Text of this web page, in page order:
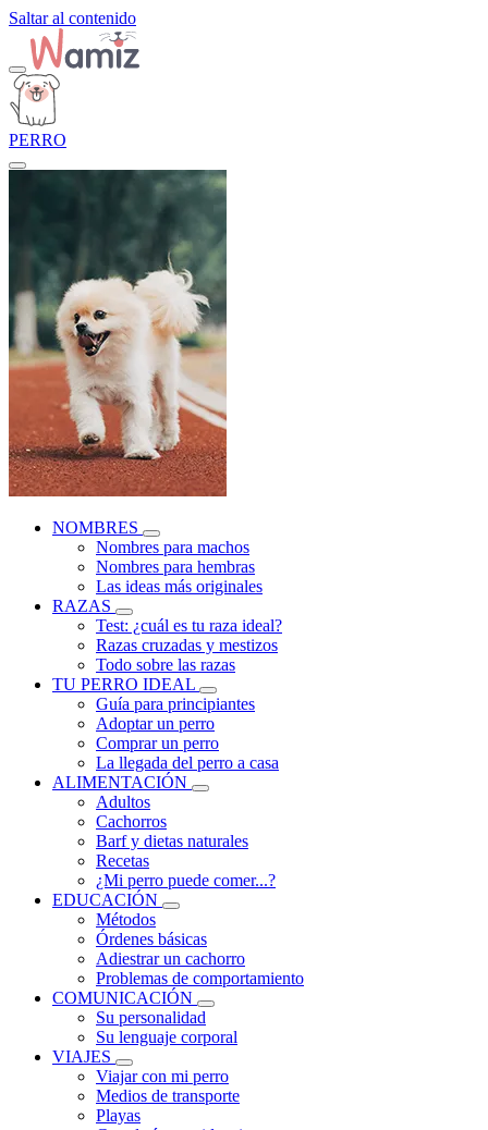
Saltar al contenido
PERRO
NOMBRES
Nombres para machos
Nombres para hembras
Las ideas más originales
RAZAS
Test: ¿cuál es tu raza ideal?
Razas cruzadas y mestizos
Todo sobre las razas
TU PERRO IDEAL
Guía para principiantes
Adoptar un perro
Comprar un perro
La llegada del perro a casa
ALIMENTACIÓN
Adultos
Cachorros
Barf y dietas naturales
Recetas
¿Mi perro puede comer...?
EDUCACIÓN
Métodos
Órdenes básicas
Adiestrar un cachorro
Problemas de comportamiento
COMUNICACIÓN
Su personalidad
Su lenguaje corporal
VIAJES
Viajar con mi perro
Medios de transporte
Playas